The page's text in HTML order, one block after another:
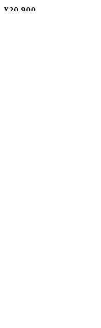
/ イサム ノグチ（Isam
¥20,900